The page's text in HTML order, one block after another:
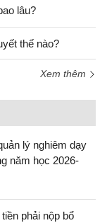
lâu?
thế nào?
Xem thêm
lý nghiêm dạy
năm học 2026-
phải nộp bổ